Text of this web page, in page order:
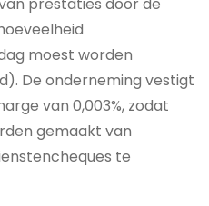
moest worden
De onderneming vestigt
van 0,003%, zodat
gemaakt van
te